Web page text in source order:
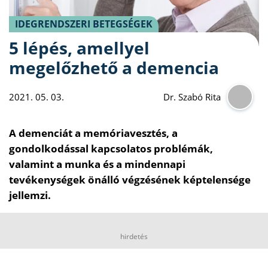
IDEGRENDSZERI BETEGSÉGEK
5 lépés, amellyel
megelőzhető a demencia
2021. 05. 03. Dr. Szabó Rita
A demenciát a memóriavesztés, a
gondolkodással kapcsolatos problémák,
valamint a munka és a mindennapi
tevékenységek önálló végzésének képtelensége
jellemzi.
hirdetés